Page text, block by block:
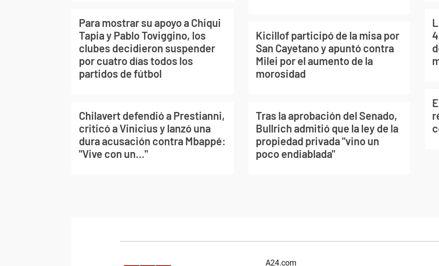
Para mostrar su apoyo a Chiqui
Tapia y Pablo Toviggino, los
clubes decidieron suspender
por cuatro días todos los
partidos de fútbol
Chilavert defendió a Prestianni,
criticó a Vinicius y lanzó una
dura acusación contra Mbappé:
"Vive con un..."
Kicillof participó de la misa por
San Cayetano y apuntó contra
Milei por el aumento de la
morosidad
Tras la aprobación del Senado,
Bullrich admitió que la ley de la
propiedad privada "vino un
poco endiablada"
A24.com